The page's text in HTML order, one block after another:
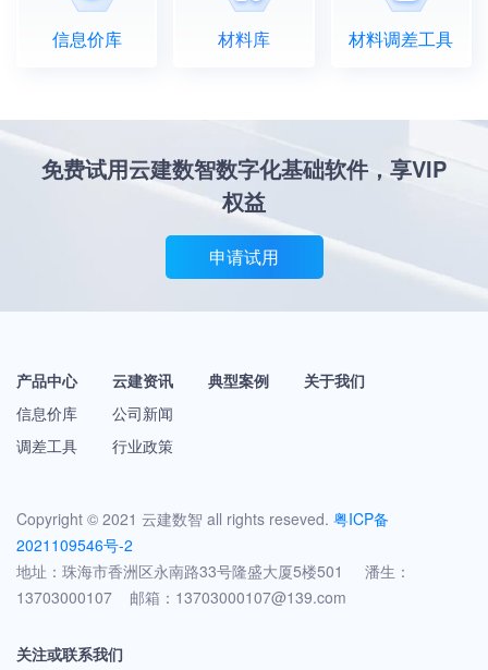
信息价库 材料库 材料调差工具
免费试用云建数智数字化基础软件，享VIP
权益
申请试用
产品中心
信息价库
调差工具
云建资讯
公司新闻
行业政策
典型案例 关于我们
Copyright © 2021 云建数智 all rights reseved. 粤ICP备
2021109546号-2
地址：珠海市香洲区永南路33号隆盛大厦5楼501 潘生：
13703000107 邮箱：13703000107@139.com
关注或联系我们